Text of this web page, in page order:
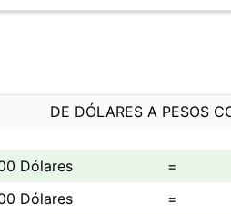
DE DÓLARES A PESOS
Dólares =
Dólares
=